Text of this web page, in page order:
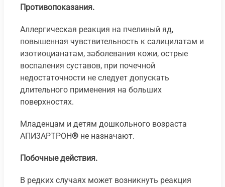
Противопоказания.
Аллергическая реакция на пчелиный яд,
повышенная чувствительность к салицилатам и
изотиоцианатам, заболевания кожи, острые
воспаления суставов, при почечной
недостаточности не следует допускать
длительного применения на больших
поверхностях.
Младенцам и детям дошкольного возраста
АПИ3АРТРОН® не назначают.
Побочные действия.
В редких случаях может возникнуть реакция